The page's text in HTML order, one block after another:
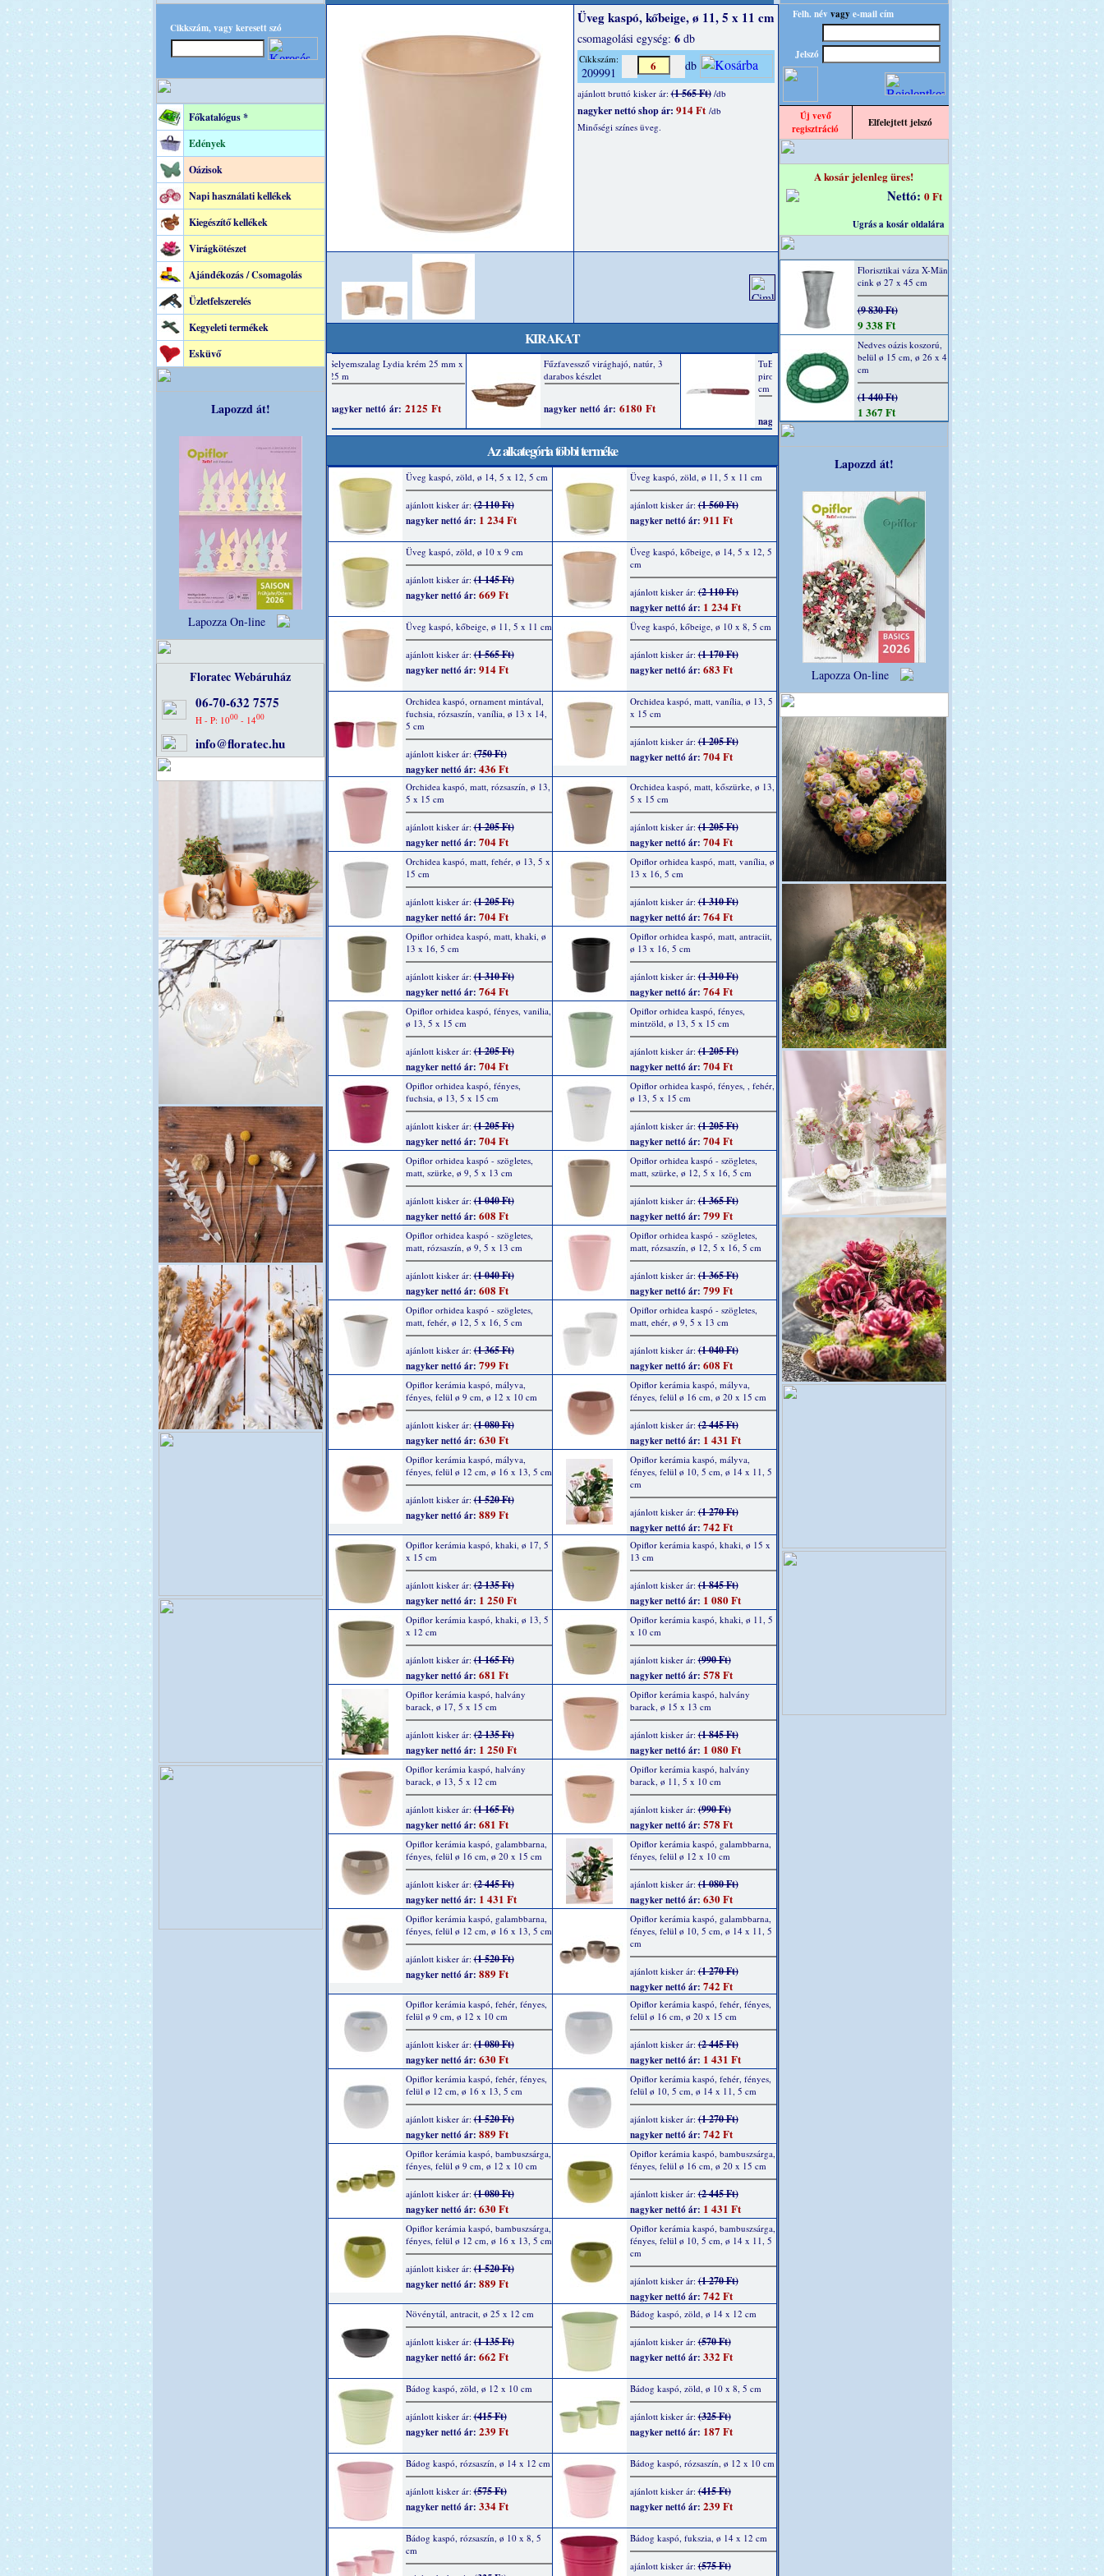
Cikkszám, vagy keresett szó
Főkatalógus *
Edények
Oázisok
Napi használati kellékek
Kiegészítő kellékek
Virágkötészet
Ajándékozás / Csomagolás
Üzletfelszerelés
Kegyeleti termékek
Esküvő
Lapozzd át!
Lapozza On-line
Floratec Webáruház
06-70-632 7575
H - P: 1000 - 1400
info@floratec.hu
Üveg kaspó, kőbeige, ø 11, 5 x 11 cm
csomagolási egység: 6db
Cikkszám:
209991 db
ajánlott bruttó kisker ár:(1 565 Ft)/db
nagyker nettó shop ár: 914 Ft /db
Minőségi színes üveg.
KIRAKAT
Az alkategória többi terméke
Üveg kaspó, zöld, ø 14, 5 x 12, 5 cm
ajánlott kisker ár:(2 110 Ft)
nagyker nettó ár: 1 234 Ft
Üveg kaspó, zöld, ø 11, 5 x 11 cm
ajánlott kisker ár:(1 560 Ft)
nagyker nettó ár: 911 Ft
Üveg kaspó, zöld, ø 10 x 9 cm
ajánlott kisker ár:(1 145 Ft)
nagyker nettó ár: 669 Ft
Üveg kaspó, kőbeige, ø 14, 5 x 12, 5
cm
ajánlott kisker ár:(2 110 Ft)
nagyker nettó ár: 1 234 Ft
Üveg kaspó, kőbeige, ø 11, 5 x 11 cm
ajánlott kisker ár:(1 565 Ft)
nagyker nettó ár: 914 Ft
Üveg kaspó, kőbeige, ø 10 x 8, 5 cm
ajánlott kisker ár:(1 170 Ft)
nagyker nettó ár: 683 Ft
Orchidea kaspó, ornament mintával,
fuchsia, rózsaszín, vanília, ø 13 x 14,
5 cm
ajánlott kisker ár:(750 Ft)
nagyker nettó ár: 436 Ft
Orchidea kaspó, matt, vanília, ø 13, 5
x 15 cm
ajánlott kisker ár:(1 205 Ft)
nagyker nettó ár: 704 Ft
Orchidea kaspó, matt, rózsaszín, ø 13,
5 x 15 cm
ajánlott kisker ár:(1 205 Ft)
nagyker nettó ár: 704 Ft
Orchidea kaspó, matt, kőszürke, ø 13,
5 x 15 cm
ajánlott kisker ár:(1 205 Ft)
nagyker nettó ár: 704 Ft
Orchidea kaspó, matt, fehér, ø 13, 5 x
15 cm
ajánlott kisker ár:(1 205 Ft)
nagyker nettó ár: 704 Ft
Opiflor orhidea kaspó, matt, vanília, ø
13 x 16, 5 cm
ajánlott kisker ár:(1 310 Ft)
nagyker nettó ár: 764 Ft
Opiflor orhidea kaspó, matt, khaki, ø
13 x 16, 5 cm
ajánlott kisker ár:(1 310 Ft)
nagyker nettó ár: 764 Ft
Opiflor orhidea kaspó, matt, antraciit,
ø 13 x 16, 5 cm
ajánlott kisker ár:(1 310 Ft)
nagyker nettó ár: 764 Ft
Opiflor orhidea kaspó, fényes, vanilia,
ø 13, 5 x 15 cm
ajánlott kisker ár:(1 205 Ft)
nagyker nettó ár: 704 Ft
Opiflor orhidea kaspó, fényes,
mintzöld, ø 13, 5 x 15 cm
ajánlott kisker ár:(1 205 Ft)
nagyker nettó ár: 704 Ft
Opiflor orhidea kaspó, fényes,
fuchsia, ø 13, 5 x 15 cm
ajánlott kisker ár:(1 205 Ft)
nagyker nettó ár: 704 Ft
Opiflor orhidea kaspó, fényes, , fehér,
ø 13, 5 x 15 cm
ajánlott kisker ár:(1 205 Ft)
nagyker nettó ár: 704 Ft
Opiflor orhidea kaspó - szögletes,
matt, szürke, ø 9, 5 x 13 cm
ajánlott kisker ár:(1 040 Ft)
nagyker nettó ár: 608 Ft
Opiflor orhidea kaspó - szögletes,
matt, szürke, ø 12, 5 x 16, 5 cm
ajánlott kisker ár:(1 365 Ft)
nagyker nettó ár: 799 Ft
Opiflor orhidea kaspó - szögletes,
matt, rózsaszín, ø 9, 5 x 13 cm
ajánlott kisker ár:(1 040 Ft)
nagyker nettó ár: 608 Ft
Opiflor orhidea kaspó - szögletes,
matt, rózsaszín, ø 12, 5 x 16, 5 cm
ajánlott kisker ár:(1 365 Ft)
nagyker nettó ár: 799 Ft
Opiflor orhidea kaspó - szögletes,
matt, fehér, ø 12, 5 x 16, 5 cm
ajánlott kisker ár:(1 365 Ft)
nagyker nettó ár: 799 Ft
Opiflor orhidea kaspó - szögletes,
matt, ehér, ø 9, 5 x 13 cm
ajánlott kisker ár:(1 040 Ft)
nagyker nettó ár: 608 Ft
Opiflor kerámia kaspó, mályva,
fényes, felül ø 9 cm, ø 12 x 10 cm
ajánlott kisker ár:(1 080 Ft)
nagyker nettó ár: 630 Ft
Opiflor kerámia kaspó, mályva,
fényes, felül ø 16 cm, ø 20 x 15 cm
ajánlott kisker ár:(2 445 Ft)
nagyker nettó ár: 1 431 Ft
Opiflor kerámia kaspó, mályva,
fényes, felül ø 12 cm, ø 16 x 13, 5 cm
ajánlott kisker ár:(1 520 Ft)
nagyker nettó ár: 889 Ft
Opiflor kerámia kaspó, mályva,
fényes, felül ø 10, 5 cm, ø 14 x 11, 5
cm
ajánlott kisker ár:(1 270 Ft)
nagyker nettó ár: 742 Ft
Opiflor kerámia kaspó, khaki, ø 17, 5
x 15 cm
ajánlott kisker ár:(2 135 Ft)
nagyker nettó ár: 1 250 Ft
Opiflor kerámia kaspó, khaki, ø 15 x
13 cm
ajánlott kisker ár:(1 845 Ft)
nagyker nettó ár: 1 080 Ft
Opiflor kerámia kaspó, khaki, ø 13, 5
x 12 cm
ajánlott kisker ár:(1 165 Ft)
nagyker nettó ár: 681 Ft
Opiflor kerámia kaspó, khaki, ø 11, 5
x 10 cm
ajánlott kisker ár:(990 Ft)
nagyker nettó ár: 578 Ft
Opiflor kerámia kaspó, halvány
barack, ø 17, 5 x 15 cm
ajánlott kisker ár:(2 135 Ft)
nagyker nettó ár: 1 250 Ft
Opiflor kerámia kaspó, halvány
barack, ø 15 x 13 cm
ajánlott kisker ár:(1 845 Ft)
nagyker nettó ár: 1 080 Ft
Opiflor kerámia kaspó, halvány
barack, ø 13, 5 x 12 cm
ajánlott kisker ár:(1 165 Ft)
nagyker nettó ár: 681 Ft
Opiflor kerámia kaspó, halvány
barack, ø 11, 5 x 10 cm
ajánlott kisker ár:(990 Ft)
nagyker nettó ár: 578 Ft
Opiflor kerámia kaspó, galambbarna,
fényes, felül ø 16 cm, ø 20 x 15 cm
ajánlott kisker ár:(2 445 Ft)
nagyker nettó ár: 1 431 Ft
Opiflor kerámia kaspó, galambbarna,
fényes, felül ø 12 x 10 cm
ajánlott kisker ár:(1 080 Ft)
nagyker nettó ár: 630 Ft
Opiflor kerámia kaspó, galambbarna,
fényes, felül ø 12 cm, ø 16 x 13, 5 cm
ajánlott kisker ár:(1 520 Ft)
nagyker nettó ár: 889 Ft
Opiflor kerámia kaspó, galambbarna,
fényes, felül ø 10, 5 cm, ø 14 x 11, 5
cm
ajánlott kisker ár:(1 270 Ft)
nagyker nettó ár: 742 Ft
Opiflor kerámia kaspó, fehér, fényes,
felül ø 9 cm, ø 12 x 10 cm
ajánlott kisker ár:(1 080 Ft)
nagyker nettó ár: 630 Ft
Opiflor kerámia kaspó, fehér, fényes,
felül ø 16 cm, ø 20 x 15 cm
ajánlott kisker ár:(2 445 Ft)
nagyker nettó ár: 1 431 Ft
Opiflor kerámia kaspó, fehér, fényes,
felül ø 12 cm, ø 16 x 13, 5 cm
ajánlott kisker ár:(1 520 Ft)
nagyker nettó ár: 889 Ft
Opiflor kerámia kaspó, fehér, fényes,
felül ø 10, 5 cm, ø 14 x 11, 5 cm
ajánlott kisker ár:(1 270 Ft)
nagyker nettó ár: 742 Ft
Opiflor kerámia kaspó, bambuszsárga,
fényes, felül ø 9 cm, ø 12 x 10 cm
ajánlott kisker ár:(1 080 Ft)
nagyker nettó ár: 630 Ft
Opiflor kerámia kaspó, bambuszsárga,
fényes, felül ø 16 cm, ø 20 x 15 cm
ajánlott kisker ár:(2 445 Ft)
nagyker nettó ár: 1 431 Ft
Opiflor kerámia kaspó, bambuszsárga,
fényes, felül ø 12 cm, ø 16 x 13, 5 cm
ajánlott kisker ár:(1 520 Ft)
nagyker nettó ár: 889 Ft
Opiflor kerámia kaspó, bambuszsárga,
fényes, felül ø 10, 5 cm, ø 14 x 11, 5
cm
ajánlott kisker ár:(1 270 Ft)
nagyker nettó ár: 742 Ft
Növénytál, antracit, ø 25 x 12 cm
ajánlott kisker ár:(1 135 Ft)
nagyker nettó ár: 662 Ft
Bádog kaspó, zöld, ø 14 x 12 cm
ajánlott kisker ár:(570 Ft)
nagyker nettó ár: 332 Ft
Bádog kaspó, zöld, ø 12 x 10 cm
ajánlott kisker ár:(415 Ft)
nagyker nettó ár: 239 Ft
Bádog kaspó, zöld, ø 10 x 8, 5 cm
ajánlott kisker ár:(325 Ft)
nagyker nettó ár: 187 Ft
Bádog kaspó, rózsaszín, ø 14 x 12 cm
ajánlott kisker ár:(575 Ft)
nagyker nettó ár: 334 Ft
Bádog kaspó, rózsaszín, ø 12 x 10 cm
ajánlott kisker ár:(415 Ft)
nagyker nettó ár: 239 Ft
Bádog kaspó, rózsaszín, ø 10 x 8, 5
cm
Bádog kaspó, fukszia, ø 14 x 12 cm
ajánlott kisker ár:(575 Ft)
Felh. név vagy e-mail cím
Jelszó
Új vevő
regisztráció
Elfelejtett jelszó
A kosár jelenleg üres!
Nettó: 0 Ft
Ugrás a kosár oldalára
Florisztikai váza X-Män
cink ø 27 x 45 cm
(9 830 Ft)
9 338 Ft
Nedves oázis koszorú,
belül ø 15 cm, ø 26 x 4
cm
(1 440 Ft)
1 367 Ft
Lapozzd át!
Lapozza On-line